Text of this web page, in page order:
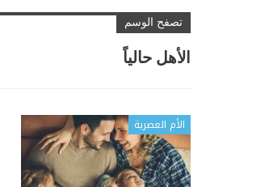
تصفح الوسم
الأهل حالياً
الأم العصرية